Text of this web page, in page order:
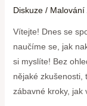
Diskuze / Malování
Vítejte! Dnes se
naučíme se, jak
si myslíte! Bez
nějaké zkušenosti,
zábavné kroky, jak